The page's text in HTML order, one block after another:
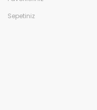
Sepetiniz